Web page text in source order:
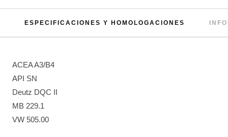
ESPECIFICACIONES Y HOMOLOGACIONES
ACEA A3/B4
API SN
Deutz DQC II
MB 229.1
VW 505.00